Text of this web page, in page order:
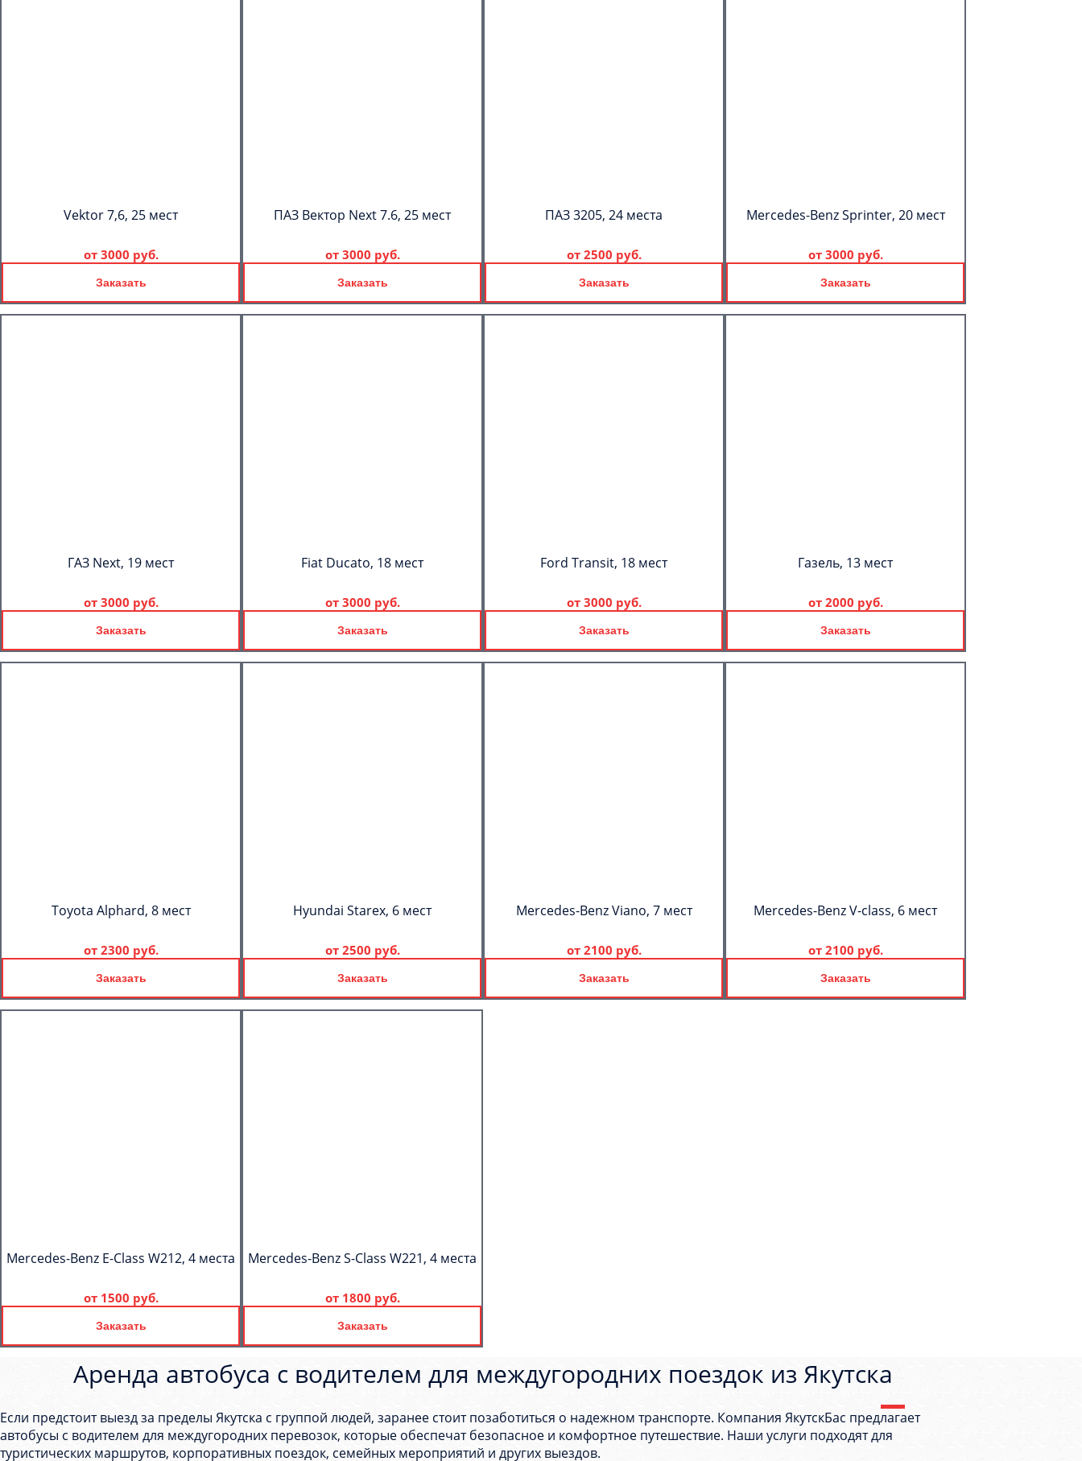
Vektor 7,6, 25 мест
от 3000 руб.
Заказать
ПАЗ Вектор Next 7.6, 25 мест
от 3000 руб.
Заказать
ПАЗ 3205, 24 места
от 2500 руб.
Заказать
Mercedes-Benz Sprinter, 20 мест
от 3000 руб.
Заказать
ГАЗ Next, 19 мест
от 3000 руб.
Заказать
Fiat Ducato, 18 мест
от 3000 руб.
Заказать
Ford Transit, 18 мест
от 3000 руб.
Заказать
Газель, 13 мест
от 2000 руб.
Заказать
Toyota Alphard, 8 мест
от 2300 руб.
Заказать
Hyundai Starex, 6 мест
от 2500 руб.
Заказать
Mercedes-Benz Viano, 7 мест
от 2100 руб.
Заказать
Mercedes-Benz V-class, 6 мест
от 2100 руб.
Заказать
Mercedes-Benz E-Class W212, 4 места
от 1500 руб.
Заказать
Mercedes-Benz S-Class W221, 4 места
от 1800 руб.
Заказать
Аренда автобуса с водителем для междугородних поездок из Якутска
Если предстоит выезд за пределы Якутска с группой людей, заранее стоит позаботиться о надежном транспорте. Компания ЯкутскБас предлагает
автобусы с водителем для междугородних перевозок, которые обеспечат безопасное и комфортное путешествие. Наши услуги подходят для
туристических маршрутов, корпоративных поездок, семейных мероприятий и других выездов.